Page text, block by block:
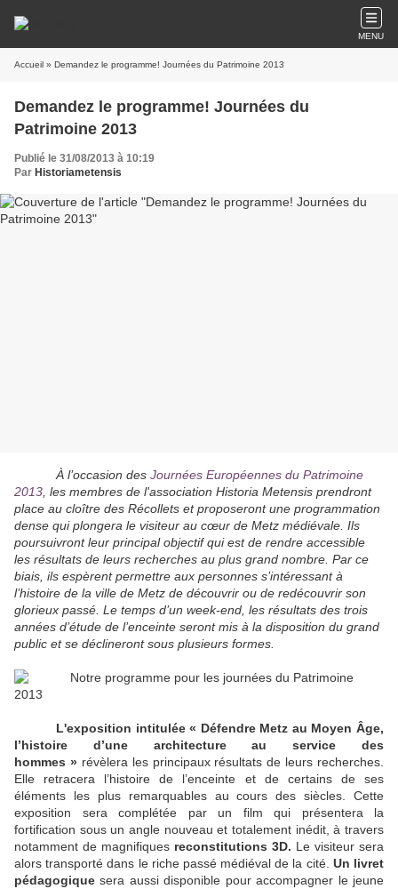
MENU
Accueil » Demandez le programme! Journées du Patrimoine 2013
Demandez le programme! Journées du
Patrimoine 2013
Publié le 31/08/2013 à 10:19
Par Historiametensis
À l’occasion desJournées Européennes du Patrimoine
2013 , les membres de l'association Historia Metensis prendront
place au cloître des Récollets et proposeront une programmation
dense qui plongera le visiteur au cœur de Metz médiévale. Ils
poursuivront leur principal objectif qui est de rendre accessible
les résultats de leurs recherches au plus grand nombre. Par ce
biais, ils espèrent permettre aux personnes s’intéressant à
l’histoire de la ville de Metz de découvrir ou de redécouvrir son
glorieux passé. Le temps d’un week-end, les résultats des trois
années d’étude de l’enceinte seront mis à la disposition du grand
public et se déclineront sous plusieurs formes.
L'exposition intitulée « Défendre Metz au Moyen Âge,
l’histoire d’une architecture au service des
hommes »révèlera les principaux résultats de leurs recherches.
Elle retracera l’histoire de l’enceinte et de certains de ses
éléments les plus remarquables au cours des siècles. Cette
exposition sera complétée par un film qui présentera la
fortification sous un angle nouveau et totalement inédit, à travers
notamment de magnifiques reconstitutions 3D. Le visiteur sera
alors transporté dans le riche passé médiéval de la cité. Un livret
pédagogique sera aussi disponible pour accompagner le jeune